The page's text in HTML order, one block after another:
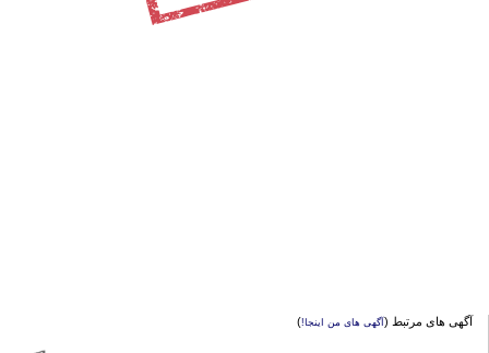
آگهی های مرتبط (آگهی های من اینجا!)